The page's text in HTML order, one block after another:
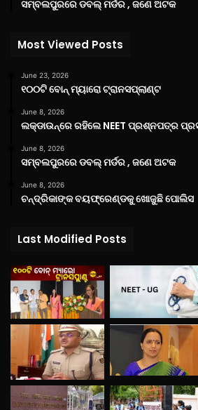
ସମ୍ବଲପୁରରେ ଡବଲ୍ ମର୍ଡର , ଜଣେ ଅଟକ
Most Viewed Posts
June 23, 2026
୧୦୦ଟି ବୋନ୍ ମ୍ୟାରୋ ଟ୍ରାନସପ୍ଲାଣ୍ଟ
June 8, 2026
ଲକ୍‌ଡାଉନ୍‌ରେ ରହିଲେ NEET ପ୍ରଶ୍ନପତ୍ର
June 8, 2026
ସମ୍ବଲପୁରରେ ଡବଲ୍ ମର୍ଡର , ଜଣେ ଅଟକ
June 8, 2026
ଚନ୍ଦ୍ରିକାଙ୍କ ବୟଫ୍ରେଣ୍ଡକୁ ଖୋଜୁଛି ପୋଲିସ
Last Modified Posts